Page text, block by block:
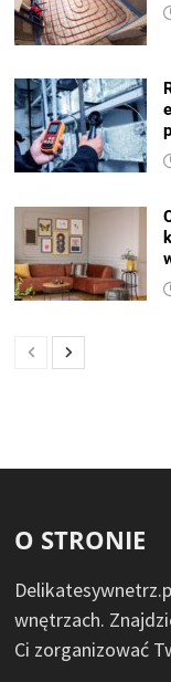
O STRONIE
wnętrzach.
Ci zorganizować